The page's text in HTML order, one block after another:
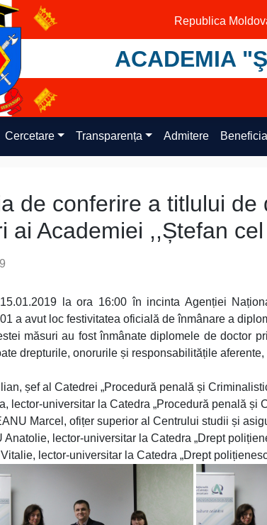
Republica
ACADEMIA
Cercetare Transparența Admitere
de conferire a titlului
ai Academiei ,,Ștefan
la ora 16:00 în incinta Agenției
a avut loc festivitatea oficială de înmânare a
măsuri au fost înmânate diplomele de doctor
drepturile, onorurile și responsabilitățile
șef al Catedrei „Procedură penală și
lector-universitar la Catedra „Procedură penală și
Marcel, ofițer superior al Centrului studii și
Anatolie, lector-universitar la Catedra „Drept
lector-universitar la Catedra „Drept